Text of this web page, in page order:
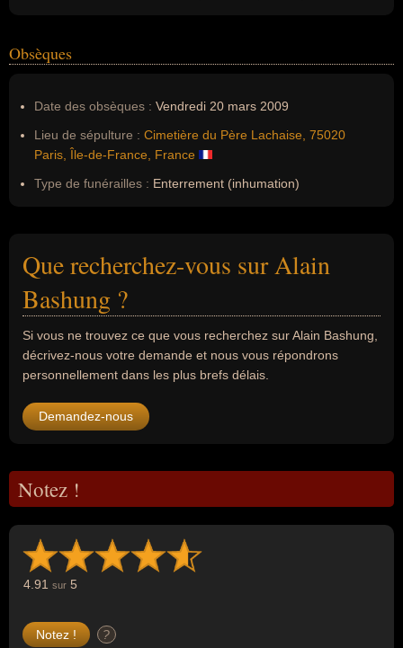
Obsèques
Date des obsèques : Vendredi 20 mars 2009
Lieu de sépulture : Cimetière du Père Lachaise, 75020
Paris, Île-de-France, France
Type de funérailles : Enterrement (inhumation)
Que recherchez-vous sur Alain
Bashung ?
Si vous ne trouvez ce que vous recherchez sur Alain Bashung,
décrivez-nous votre demande et nous vous répondrons
personnellement dans les plus brefs délais.
Demandez-nous
Notez !
4.91 sur 5
?